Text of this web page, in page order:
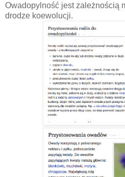
Owadopylność jest zależnością
drodze koewolucji.